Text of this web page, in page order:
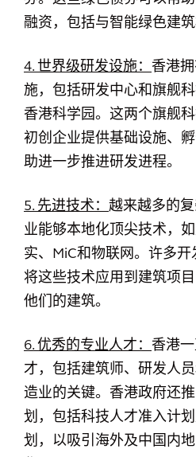
融资，包括与智能绿色建筑
4. 世界级研发设施： 香港
施，包括研发中心和旗舰
香港科学园。这两个旗舰
初创企业提供基础设施、
助进一步推进研发进程。
5. 先进技术： 越来越多的
业能够本地化顶尖技术，
实、MiC和物联网。许多
将这些技术应用到建筑项
他们的建筑。
6. 优秀的专业人才： 香港
才，包括建筑师、研发人
造业的关键。香港政府还
划，包括科技人才准入计
划，以吸引海外及中国内